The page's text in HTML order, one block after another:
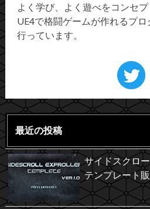
よく学び、よく遊べをコンセプ
UE4で格闘ゲームが作れるプ
行っています。
最近の投稿
サイドスクロ
テンプレート